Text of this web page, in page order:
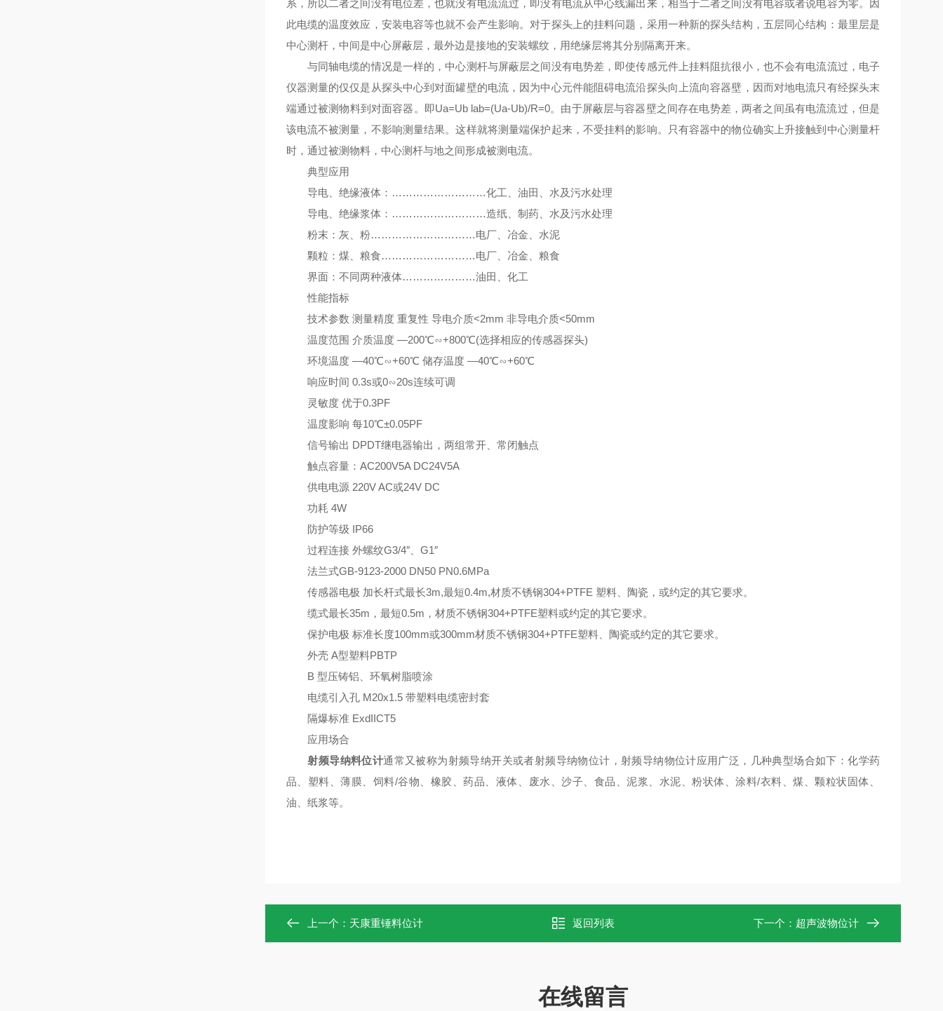
系，所以二者之间没有电位差，也就没有电流流过，即没有电流从中心线漏出来，相当于二者之间没有电容或者说电容为零。因
此电缆的温度效应，安装电容等也就不会产生影响。对于探头上的挂料问题，采用一种新的探头结构，五层同心结构：最里层是
中心测杆，中间是中心屏蔽层，最外边是接地的安装螺纹，用绝缘层将其分别隔离开来。
与同轴电缆的情况是一样的，中心测杆与屏蔽层之间没有电势差，即使传感元件上挂料阻抗很小，也不会有电流流过，电子
仪器测量的仅仅是从探头中心到对面罐壁的电流，因为中心元件能阻碍电流沿探头向上流向容器壁，因而对地电流只有经探头末
端通过被测物料到对面容器。即Ua=Ub lab=(Ua-Ub)/R=0。由于屏蔽层与容器壁之间存在电势差，两者之间虽有电流流过，但是
该电流不被测量，不影响测量结果。这样就将测量端保护起来，不受挂料的影响。只有容器中的物位确实上升接触到中心测量杆
时，通过被测物料，中心测杆与地之间形成被测电流。
典型应用
导电、绝缘液体：………………………化工、油田、水及污水处理
导电、绝缘浆体：………………………造纸、制药、水及污水处理
粉末：灰、粉…………………………电厂、冶金、水泥
颗粒：煤、粮食………………………电厂、冶金、粮食
界面：不同两种液体…………………油田、化工
性能指标
技术参数 测量精度 重复性 导电介质<2mm 非导电介质<50mm
温度范围 介质温度 —200℃∽+800℃(选择相应的传感器探头)
环境温度 —40℃∽+60℃ 储存温度 —40℃∽+60℃
响应时间 0.3s或0∽20s连续可调
灵敏度 优于0.3PF
温度影响 每10℃±0.05PF
信号输出 DPDT继电器输出，两组常开、常闭触点
触点容量：AC200V5A DC24V5A
供电电源 220V AC或24V DC
功耗 4W
防护等级 IP66
过程连接 外螺纹G3/4″、G1″
法兰式GB-9123-2000 DN50 PN0.6MPa
传感器电极 加长杆式最长3m,最短0.4m,材质不锈钢304+PTFE 塑料、陶瓷，或约定的其它要求。
缆式最长35m，最短0.5m，材质不锈钢304+PTFE塑料或约定的其它要求。
保护电极 标准长度100mm或300mm材质不锈钢304+PTFE塑料、陶瓷或约定的其它要求。
外壳 A型塑料PBTP
B 型压铸铝、环氧树脂喷涂
电缆引入孔 M20x1.5 带塑料电缆密封套
隔爆标准 ExdIICT5
应用场合
射频导纳料位计通常又被称为射频导纳开关或者射频导纳物位计，射频导纳物位计应用广泛，几种典型场合如下：化学药
品、塑料、薄膜、饲料/谷物、橡胶、药品、液体、废水、沙子、食品、泥浆、水泥、粉状体、涂料/衣料、煤、颗粒状固体、
油、纸浆等。
上一个： 天康重锤料位计 返回列表 下一个： 超声波物位计
在线留言